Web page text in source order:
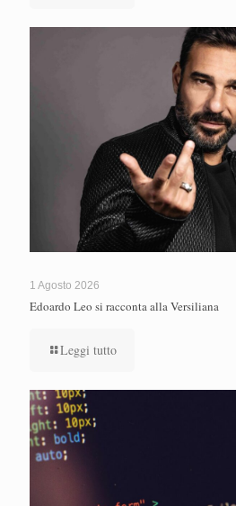
1 Agosto 2026
Edoardo Leo si racconta alla Versiliana
Leggi tutto